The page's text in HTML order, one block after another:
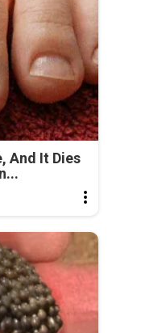
And It Dies